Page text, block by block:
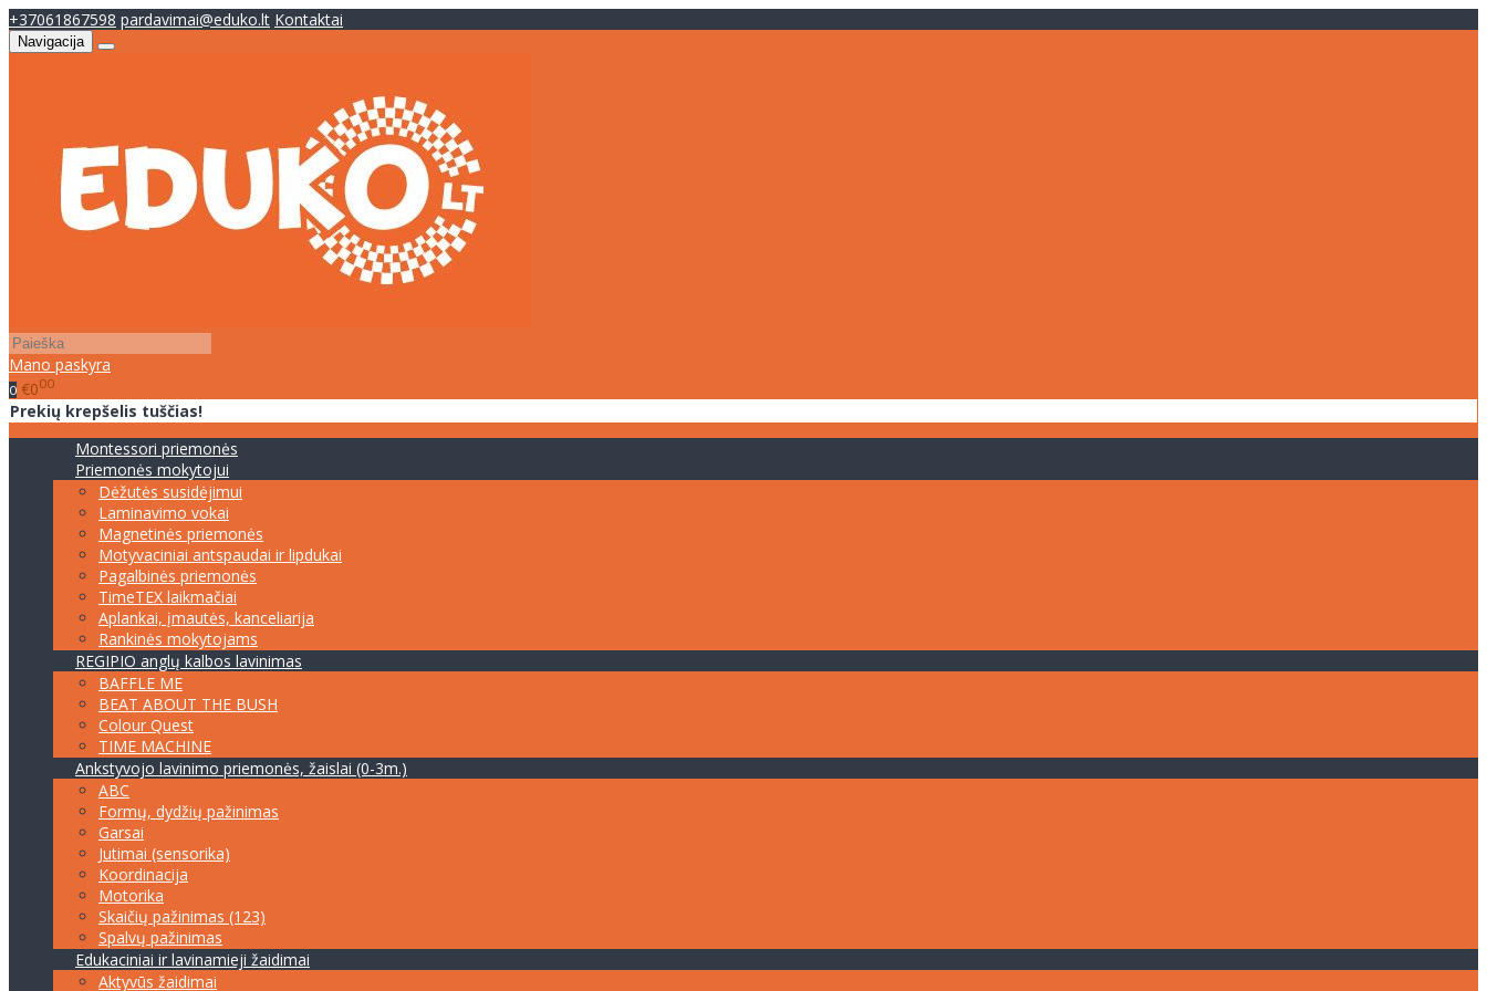
+37061867598 pardavimai@eduko.lt Kontaktai
Navigacija
Mano paskyra
0 €000
Prekių krepšelis tuščias!
Montessori priemonės
Priemonės mokytojui
Dėžutės susidėjimui
Laminavimo vokai
Magnetinės priemonės
Motyvaciniai antspaudai ir lipdukai
Pagalbinės priemonės
TimeTEX laikmačiai
Aplankai, įmautės, kanceliarija
Rankinės mokytojams
REGIPIO anglų kalbos lavinimas
BAFFLE ME
BEAT ABOUT THE BUSH
Colour Quest
TIME MACHINE
Ankstyvojo lavinimo priemonės, žaislai (0-3m.)
ABC
Formų, dydžių pažinimas
Garsai
Jutimai (sensorika)
Koordinacija
Motorika
Skaičių pažinimas (123)
Spalvų pažinimas
Edukaciniai ir lavinamieji žaidimai
Aktyvūs žaidimai